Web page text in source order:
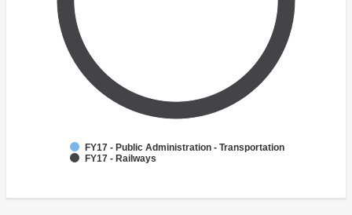
FY17 - Public Administration - Transportation
FY17 - Railways